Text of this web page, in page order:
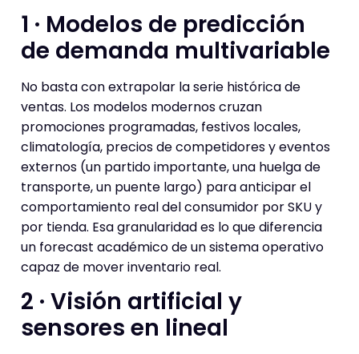
1 · Modelos de predicción
de demanda multivariable
No basta con extrapolar la serie histórica de
ventas. Los modelos modernos cruzan
promociones programadas, festivos locales,
climatología, precios de competidores y eventos
externos (un partido importante, una huelga de
transporte, un puente largo) para anticipar el
comportamiento real del consumidor por SKU y
por tienda. Esa granularidad es lo que diferencia
un forecast académico de un sistema operativo
capaz de mover inventario real.
2 · Visión artificial y
sensores en lineal